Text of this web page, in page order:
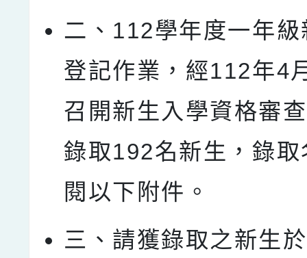
二、112學年度一年
登記作業，經112年4
召開新生入學資格審
錄取192名新生，錄
閱以下附件。
三、請獲錄取之新生於